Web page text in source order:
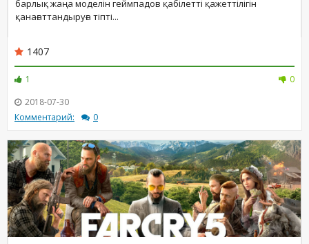
барлық жаңа моделін геймпадов қабілетті қажеттілігін
қанағаттандыруға тіпті...
1407
1
0
2018-07-30
Комментарий:
0